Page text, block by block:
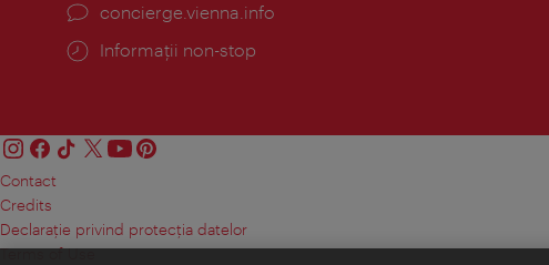
concierge.vienna.info
Informații non-stop
Contact
Credits
Declaraţie privind protecţia datelor
Terms of Use